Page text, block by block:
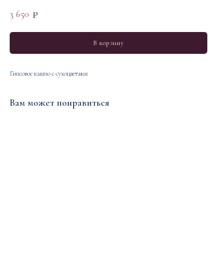
3 650 ₽
В корзину
Гипсовое кашпо с сухоцветами
Вам может понравиться